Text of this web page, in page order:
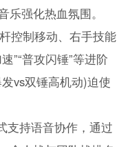
强化热血氛围。
控制移动、右手技能
”“普攻闪锤”等进阶
vs双锤高机动)迫使
支持语音协作，通过